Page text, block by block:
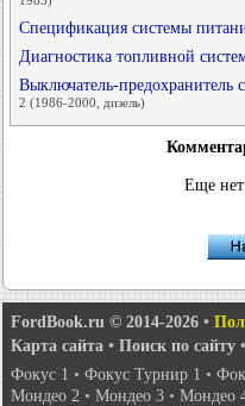
Спецификация системы
Диагностика топливной
Выключатель-предохранитель
2 (1986-2000, дизель)
Еще нет
FordBook.ru © 2014-2026 •
Карта сайта • Поиск по сайту •
Фокус 1 • Фокус Турнир 1 •
Мондео 2 • Мондео 3 • Мондео